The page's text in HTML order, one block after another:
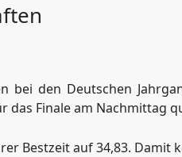
bei den Deutschen
das Finale am Nachmittag
Bestzeit auf 34,83.